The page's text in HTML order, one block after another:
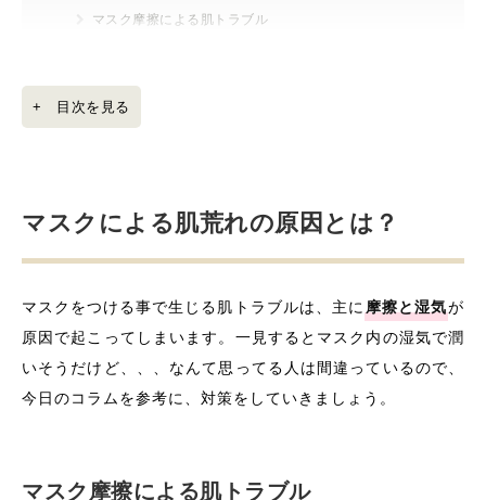
マスク摩擦による肌トラブル
マスクトラブルを防ぐ為に必要な事
紫外線ケアは怠らない
マスク肌荒れにオススメコスメ
まとめ
+ 目次を見る
マスクによる肌荒れの原因とは？
マスクをつける事で生じる肌トラブルは、主に 摩擦と湿気が
原因で起こってしまいます。一見するとマスク内の湿気で潤
いそうだけど、、、なんて思ってる人は間違っているので、
今日のコラムを参考に、対策をしていきましょう。
マスク摩擦による肌トラブル